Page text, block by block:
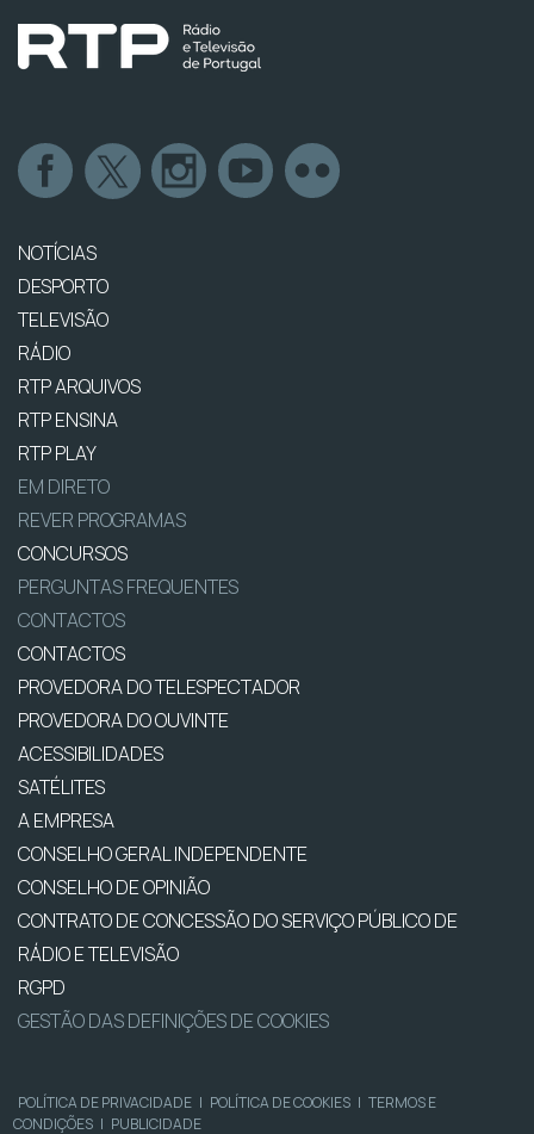
NOTÍCIAS
DESPORTO
TELEVISÃO
RÁDIO
RTP ARQUIVOS
RTP ENSINA
RTP PLAY
EM DIRETO
REVER PROGRAMAS
CONCURSOS
PERGUNTAS FREQUENTES
CONTACTOS
CONTACTOS
PROVEDORA DO TELESPECTADOR
PROVEDORA DO OUVINTE
ACESSIBILIDADES
SATÉLITES
A EMPRESA
CONSELHO GERAL INDEPENDENTE
CONSELHO DE OPINIÃO
CONTRATO DE CONCESSÃO DO SERVIÇO PÚBLICO DE
RÁDIO E TELEVISÃO
RGPD
GESTÃO DAS DEFINIÇÕES DE COOKIES
POLÍTICA DE PRIVACIDADE | POLÍTICA DE COOKIES | TERMOS E
CONDIÇÕES | PUBLICIDADE